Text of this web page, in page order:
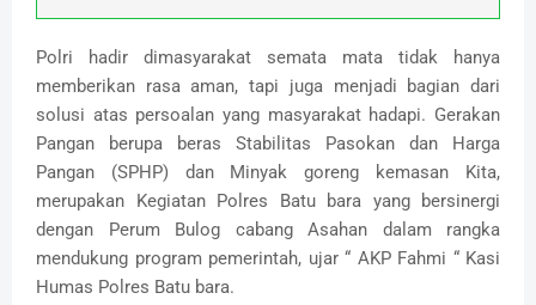
Polri hadir dimasyarakat semata mata tidak hanya
memberikan rasa aman, tapi juga menjadi bagian dari
solusi atas persoalan yang masyarakat hadapi. Gerakan
Pangan berupa beras Stabilitas Pasokan dan Harga
Pangan (SPHP) dan Minyak goreng kemasan Kita,
merupakan Kegiatan Polres Batu bara yang bersinergi
dengan Perum Bulog cabang Asahan dalam rangka
mendukung program pemerintah, ujar “ AKP Fahmi “ Kasi
Humas Polres Batu bara.